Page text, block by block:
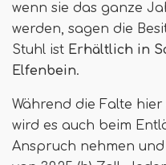
wenn sie das ganze
werden, sagen die
Stuhl ist Erhältlich in
Elfenbein.
Während die Falte
wird es auch beim
Anspruch nehmen und